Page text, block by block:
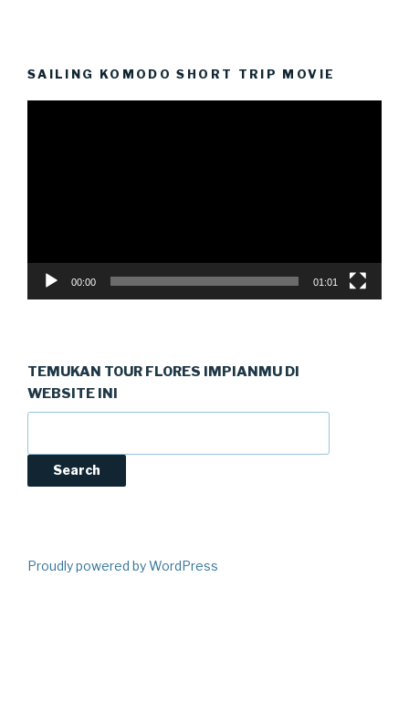
SAILING KOMODO SHORT TRIP MOVIE
00:00 01:01
TEMUKAN TOUR FLORES IMPIANMU DI
WEBSITE INI
Search
Proudly powered by WordPress